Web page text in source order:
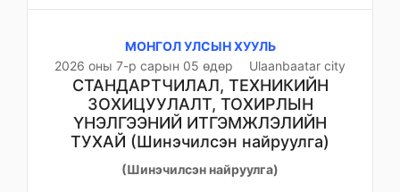
МОНГОЛ УЛСЫН ХУУЛЬ
2026 оны 7-р сарын 05 өдөр
Ulaanbaatar city
СТАНДАРТЧИЛАЛ, ТЕХНИКИЙН
ЗОХИЦУУЛАЛТ, ТОХИРЛЫН
ҮНЭЛГЭЭНИЙ ИТГЭМЖЛЭЛИЙН
ТУХАЙ (Шинэчилсэн найруулга)
(Шинэчилсэн найруулга)